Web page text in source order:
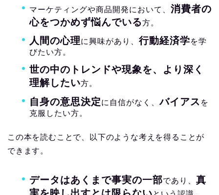
マーケティングや商品開発において、 消費者の
心をつかめず悩んでいる方。
人間の心理に興味があり、 行動経済学を学
びたい方。
世の中のトレンドや現象を、より深く
理解したい方。
自身の意思決定に自信がなく、バイアス を
克服したい方。
この本を読むことで、以下のような考えを得ることが
できます。
データはあくまで事実の一部であり、 真